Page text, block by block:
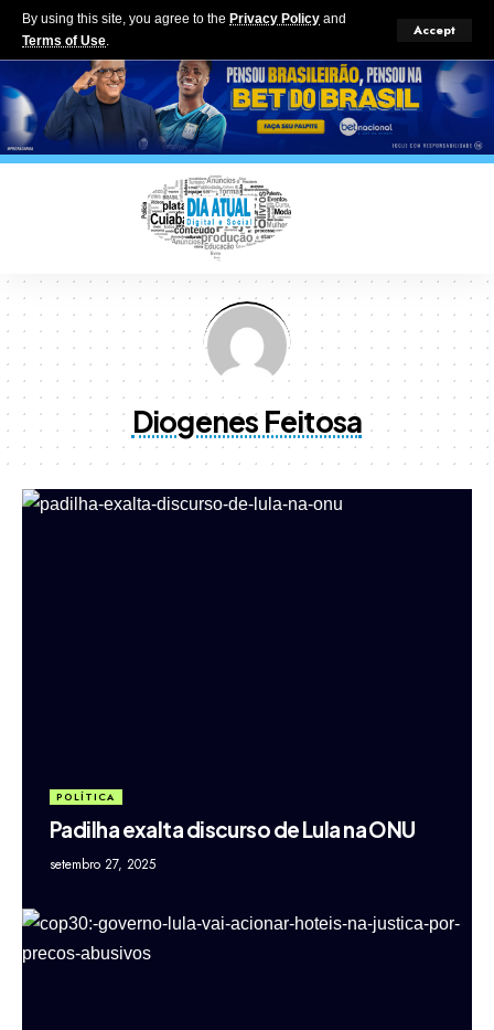
By using this site, you agree to the Privacy Policy and
Terms of Use.
Accept
Diogenes Feitosa
POLÍTICA
Padilha exalta discurso de Lula na ONU
setembro 27, 2025